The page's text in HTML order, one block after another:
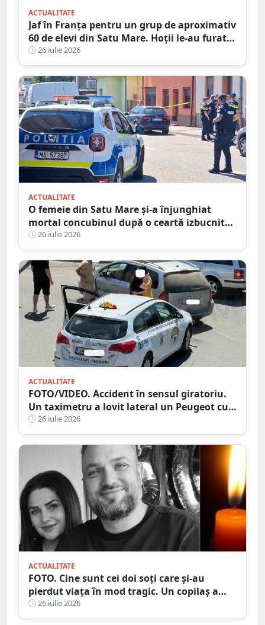
ACTUALITATE
Jaf în Franța pentru un grup de aproximativ
60 de elevi din Satu Mare. Hoții le-au furat
bagajele, actele și banii după ce autocarul a
fost lăsat nesupravegheat
26 iulie 2026
ACTUALITATE
O femeie din Satu Mare și-a înjunghiat
mortal concubinul după o ceartă izbucnită
pe fondul geloziei și al alcoolului
26 iulie 2026
ACTUALITATE
FOTO/VIDEO. Accident în sensul giratoriu.
Un taximetru a lovit lateral un Peugeot cu
numere străine. Eternele parlamentări în
mijlocul intersecției
26 iulie 2026
ACTUALITATE
FOTO. Cine sunt cei doi soți care și-au
pierdut viața în mod tragic. Un copilaș a
rămas orfan. Au căzut de pe motocicletă, în
județul vecin
26 iulie 2026